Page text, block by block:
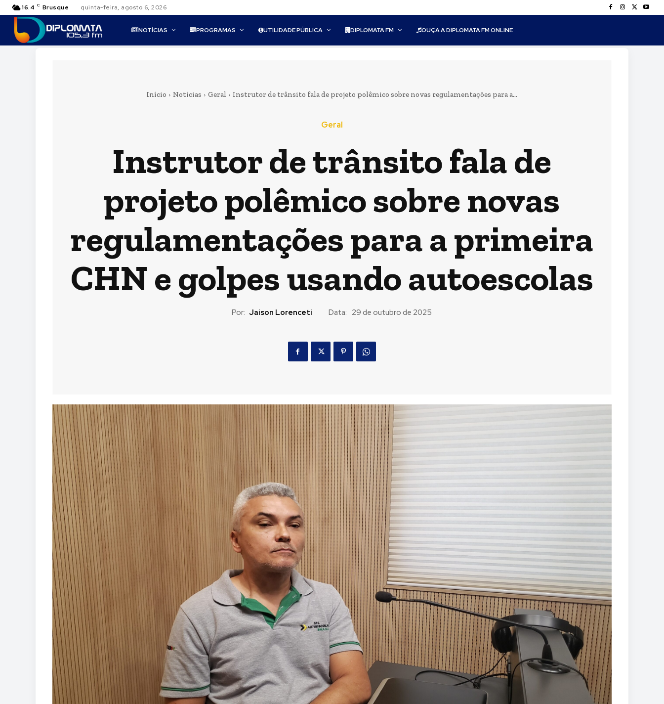
16.4 C Brusque quinta-feira, agosto 6, 2026
NOTÍCIAS PROGRAMAS UTILIDADE PÚBLICA DIPLOMATA FM OUÇA A DIPLOMATA FM ONLINE
Início Notícias Geral Instrutor de trânsito fala de projeto polêmico sobre novas regulamentações para a...
Geral
Instrutor de trânsito fala de
projeto polêmico sobre novas
regulamentações para a primeira
CHN e golpes usando autoescolas
Por: Jaison Lorenceti Data: 29 de outubro de 2025